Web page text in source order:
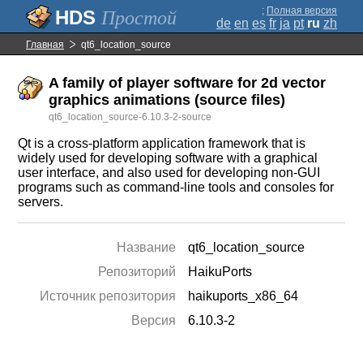
Простой ; Полная версия
de en es fr ja pt ru zh
Главная qt6_location_source
A family of player software for 2d vector
graphics animations (source files)
qt6_location_source-6.10.3-2-source
Qt is a cross-platform application framework that is
widely used for developing software with a graphical
user interface, and also used for developing non-GUI
programs such as command-line tools and consoles for
servers.
Название
qt6_location_source
Репозиторий
HaikuPorts
Источник репозитория
haikuports_x86_64
Версия
6.10.3-2